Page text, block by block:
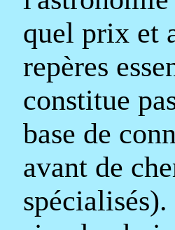
quel prix et
repères
constitue
base de
avant de